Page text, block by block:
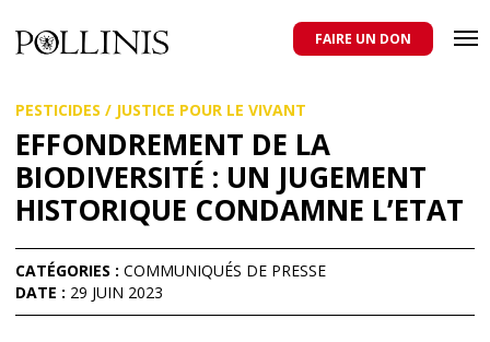
au
contenu
principal
domestiques et sauvages, et pour une agriculture qui respecte tous
les pollinisateurs
FAIRE UN DON
PESTICIDES / JUSTICE POUR LE VIVANT
EFFONDREMENT DE LA
BIODIVERSITÉ : UN JUGEMENT
HISTORIQUE CONDAMNE L’ETAT
CATÉGORIES : COMMUNIQUÉS DE PRESSE
DATE : 29 JUIN 2023